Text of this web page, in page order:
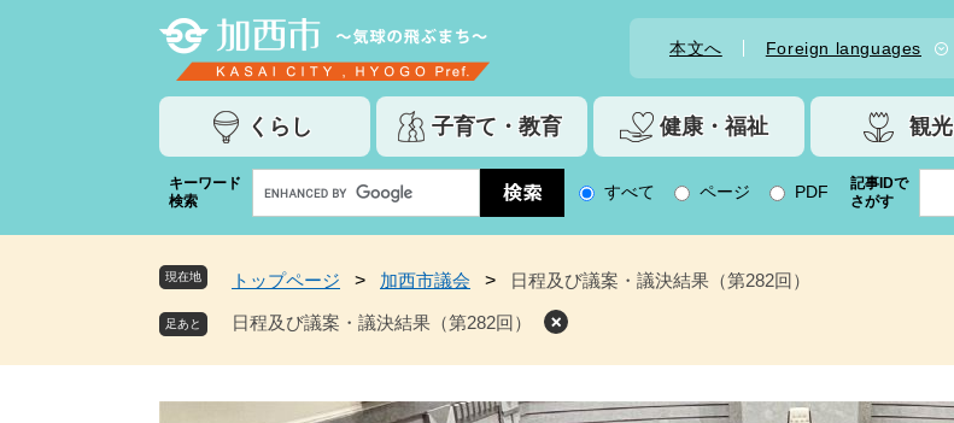
本文へ Foreign languages
くらし 子育て・教育 健康・福祉 観光
キーワード
検索
o
l
カ
すべて ページ PDF
記事IDで
さがす
現在地 トップページ > 加西市議会 > 日程及び議案・議決結果（第282回）
日程及び議案・議決結果（第282回）